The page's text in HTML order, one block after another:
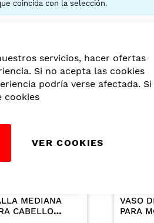
servicios, hacer ofertas
Si no acepta las cookies
podría verse afectada. Si
cookies
VER COOKIES
VASO DE CRISTAL
PARA MONOMERO
coincida con la selección.